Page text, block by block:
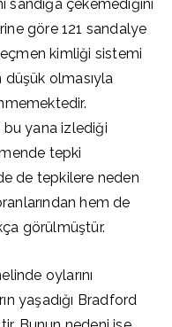
sandığa çekemediğini
göre 121 sandalye
kimliği sistemi
düşük olmasıyla
bu yana izlediği
tepki
de tepkilere neden
hem de
görülmüştür.
oylarını
yaşadığı Bradford